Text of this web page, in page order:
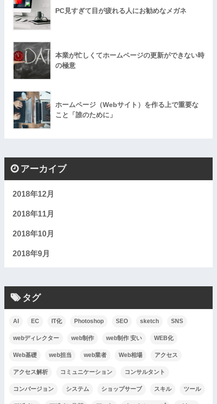
PC見すぎて目が疲れる人にお勧めなメガネ
本業が忙しくてホームページの更新ができない時
の極意
ホームページ（Webサイト）を作る上で重要な
こと「誰のために」
アーカイブ
2018年12月
2018年11月
2018年10月
2018年9月
タグ
AI EC IT化 Photoshop SEO sketch SNS
webディレクター web制作 web制作 安い WEB化
Web基礎 web担当 web業者 Web相場 アクセス
アクセス解析 コミュニケーション コンサルタント
コンバージョン システム ショップサーブ スキル ツール